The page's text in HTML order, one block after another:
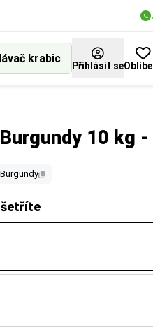
krabic
Přihlásit se
10 kg